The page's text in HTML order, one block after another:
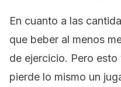
En cuanto a las
que beber al menos
de ejercicio. Pero
pierde lo mismo un